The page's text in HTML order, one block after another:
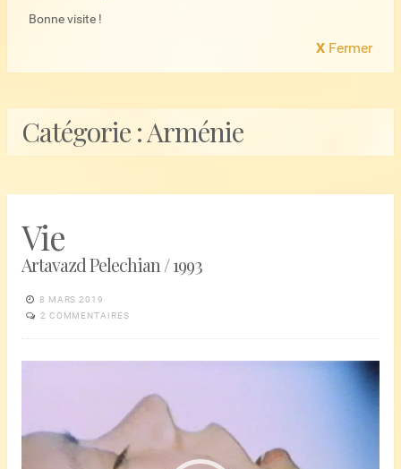
Bonne visite !
X Fermer
Catégorie :Arménie
Vie
Artavazd Pelechian / 1993
8 MARS 2019
2 COMMENTAIRES